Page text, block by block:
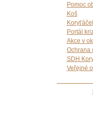
Pomoc
Koš
Portál
Akce v
Ochrana
SDH
Veřejné